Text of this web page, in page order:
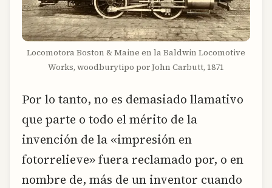
Locomotora Boston & Maine en la Baldwin Locomotive
Works, woodburytipo por John Carbutt, 1871
Por lo tanto, no es demasiado llamativo
que parte o todo el mérito de la
invención de la «impresión en
fotorrelieve» fuera reclamado por, o en
nombre de, más de un inventor cuando